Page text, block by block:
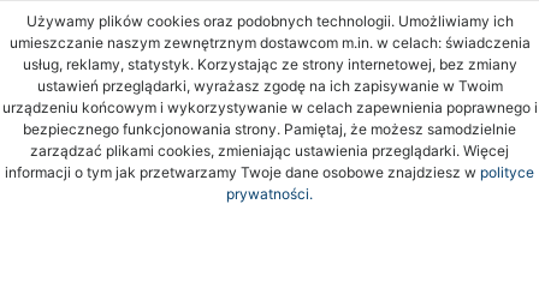
Używamy plików cookies oraz podobnych technologii. Umożliwiamy ich
umieszczanie naszym zewnętrznym dostawcom m.in. w celach: świadczenia
usług, reklamy, statystyk. Korzystając ze strony internetowej, bez zmiany
ustawień przeglądarki, wyrażasz zgodę na ich zapisywanie w Twoim
urządzeniu końcowym i wykorzystywanie w celach zapewnienia poprawnego i
bezpiecznego funkcjonowania strony. Pamiętaj, że możesz samodzielnie
zarządzać plikami cookies, zmieniając ustawienia przeglądarki. Więcej
informacji o tym jak przetwarzamy Twoje dane osobowe znajdziesz w polityce
prywatności.